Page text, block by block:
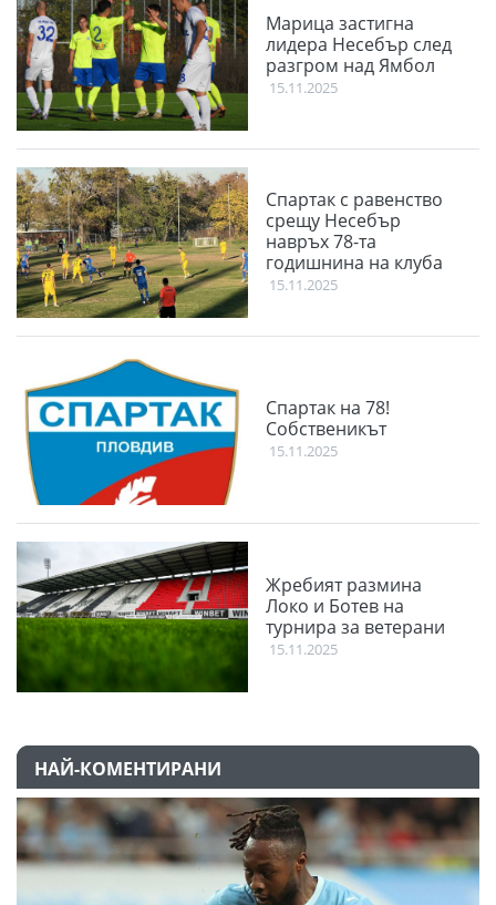
Марица застигна
лидера Несебър след
разгром над Ямбол
15.11.2025
Спартак с равенство
срещу Несебър
навръх 78-та
годишнина на клуба
15.11.2025
Спартак на 78!
Собственикът
15.11.2025
Жребият размина
Локо и Ботев на
турнира за ветерани
15.11.2025
НАЙ-КОМЕНТИРАНИ